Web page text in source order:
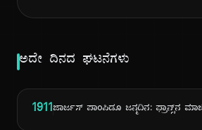
ಅದೇ ದಿನದ ಘಟನೆಗಳು
1911ಜಾರ್ಜಸ್ ಪಾಂಪಿಡೂ ಜನ್ಮದಿನ: ಫ್ರಾನ್ಸ್‌ನ